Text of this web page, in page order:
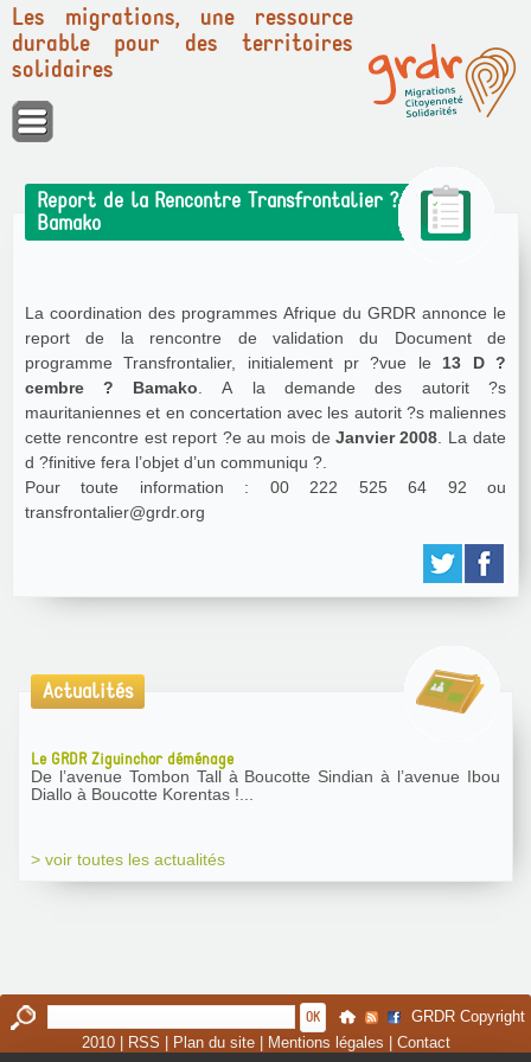
Panneau de gestion des cookies
Les migrations, une ressource
durable pour des territoires
solidaires
Report de la Rencontre Transfrontalier ?
Bamako
La coordination des programmes Afrique du GRDR annonce le
report de la rencontre de validation du Document de
programme Transfrontalier, initialement pr ?vue le 13 D ?
cembre ? Bamako . A la demande des autorit ?s
mauritaniennes et en concertation avec les autorit ?s maliennes
cette rencontre est report ?e au mois de Janvier 2008 . La date
d ?finitive fera l’objet d’un communiqu ?.
Pour toute information : 00 222 525 64 92 ou
transfrontalier@grdr.org
Actualités
Le GRDR Ziguinchor déménage
De l’avenue Tombon Tall à Boucotte Sindian à l’avenue Ibou
Diallo à Boucotte Korentas !...
> voir toutes les actualités
GRDR Copyright
2010 |
RSS Plan du site| Mentions légales Contact